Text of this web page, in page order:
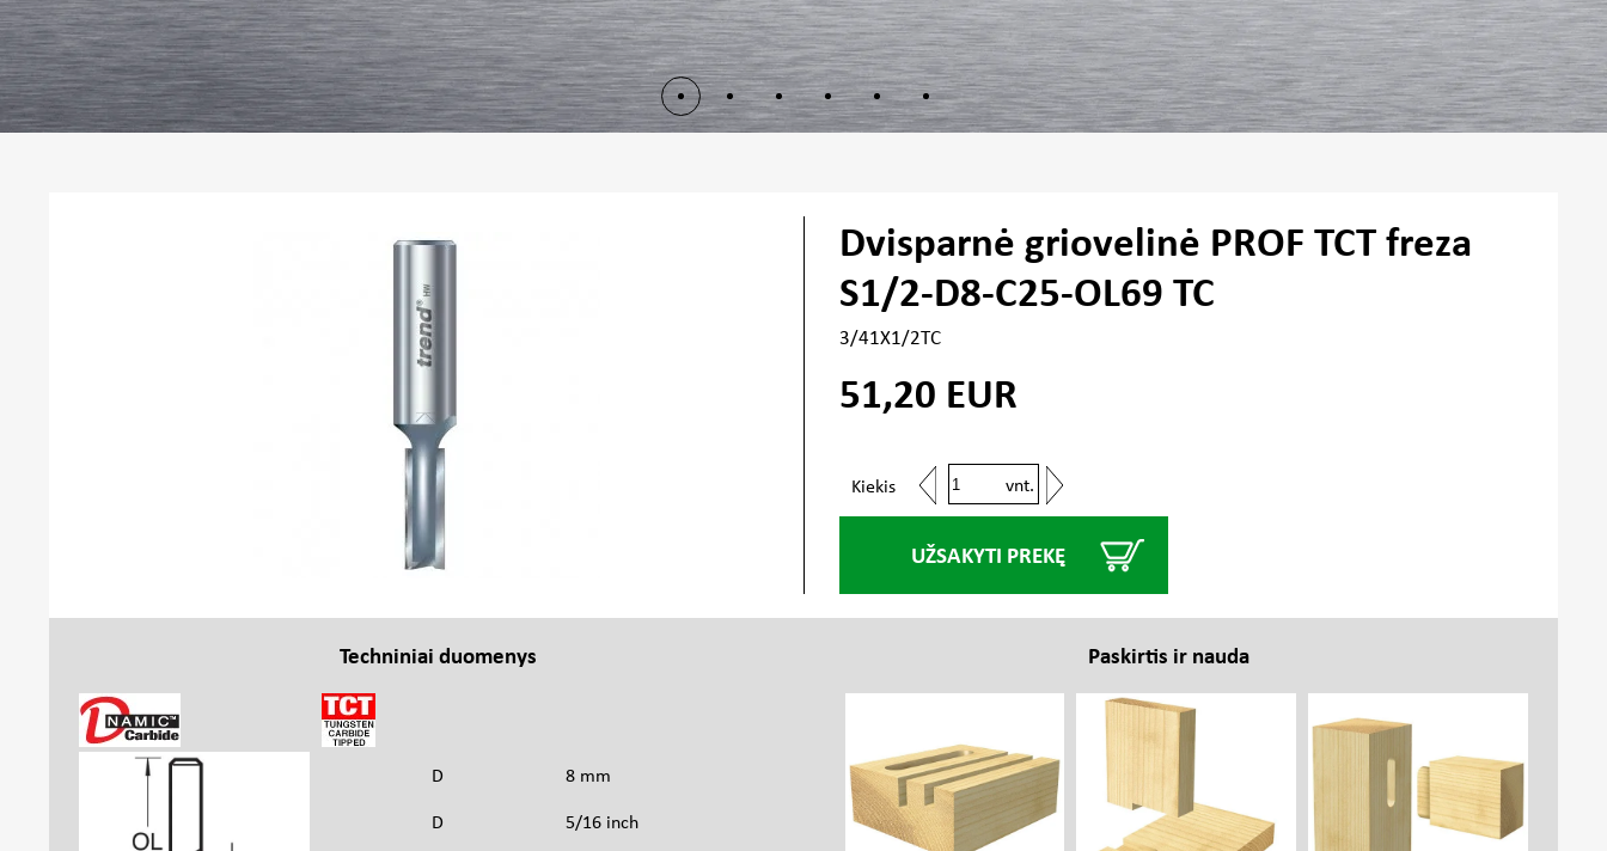
Dvisparnė griovelinė PROF TCT freza
S1/2-D8-C25-OL69 TC
3/41X1/2TC
51,20 EUR
Kiekis vnt.
UŽSAKYTI PREKĘ
Techniniai duomenys
D 8 mm
D 5/16 inch
Paskirtis ir nauda